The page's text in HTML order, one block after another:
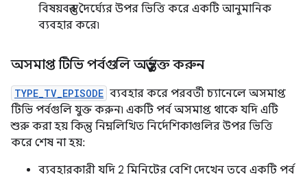
বিষয়বস্তুর দৈর্ঘ্যের উপর ভিত্তি করে একটি আনুমানিক
ব্যবহার করে৷
অসমাপ্ত টিভি পর্বগুলি অন্তর্ভুক্ত করুন
TYPE_TV_EPISODE ব্যবহার করে পরবর্তী চ্যানেলে অসমাপ্ত
টিভি পর্বগুলি যুক্ত করুন৷ একটি পর্ব অসমাপ্ত থাকে যদি এটি
শুরু করা হয় কিন্তু নিম্নলিখিত নির্দেশিকাগুলির উপর ভিত্তি
করে শেষ না হয়:
ব্যবহারকারী যদি 2 মিনিটের বেশি দেখেন তবে একটি পর্ব